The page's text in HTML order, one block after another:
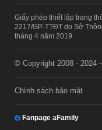
Giấy phép thiết lập trang
2217/GP-TTĐT do Sở
tháng 4 năm 2019
© Copyright 2008 - 2024
Chính sách bảo mật
Fanpage aFamily